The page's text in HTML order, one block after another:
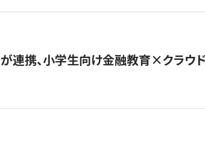
連携、小学生向け金融教育×クラウ